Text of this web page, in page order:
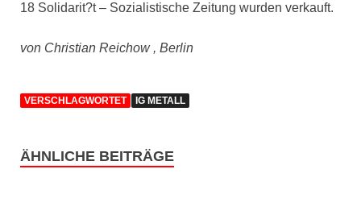
18 Solidarit?t – Sozialistische Zeitung wurden verkauft.
von Christian Reichow , Berlin
VERSCHLAGWORTET IG METALL
ÄHNLICHE BEITRÄGE